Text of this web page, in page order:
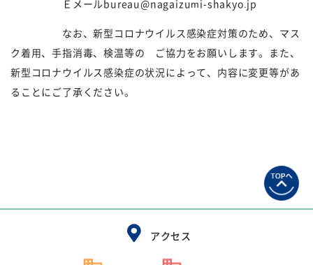
Ｅメールbureau@nagaizumi-shakyo.jp
なお、新型コロナウイルス感染症対策のため、マス
ク着用、手指消毒、検温等の ご協力をお願いします。また、
新型コロナウイルス感染症の状況によって、内容に変更等があ
ることにご了承ください。
アクセス